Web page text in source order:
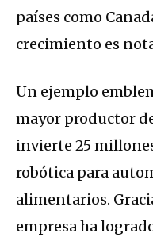
países como
crecimiento es
Un ejemplo
mayor productor
invierte 25
robótica para
alimentarios.
empresa ha